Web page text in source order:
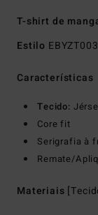
T-shirt de
Estilo
Características
Tecido:
Core fit
Serigrafia à
Remate/
Materiais